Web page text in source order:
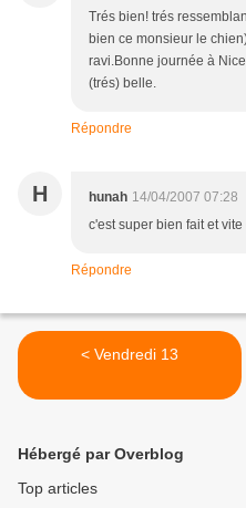
Trés bien! trés
bien ce monsieur le
ravi.Bonne journée à
(trés) belle.
Répondre
H hunah 14/04/2007 07:28
c'est super bien fait et
Répondre
< Vendredi 13
Hébergé par Overblog
Top articles